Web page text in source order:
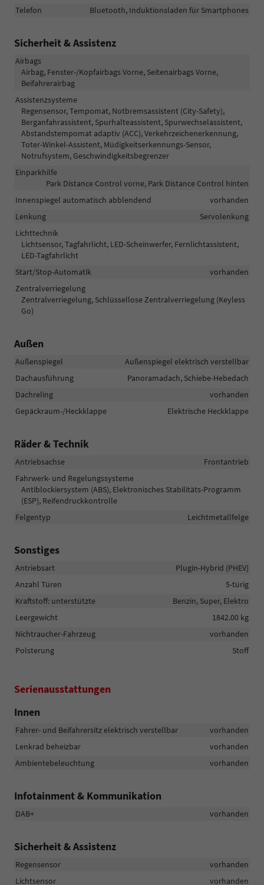
Telefon
Bluetooth, Induktionsladen für Smartphones
Sicherheit & Assistenz
Airbags
Airbag, Fenster-/Kopfairbags Vorne, Seitenairbags Vorne,
Beifahrerairbag
Assistenzsysteme
Regensensor, Tempomat, Notbremsassistent (City-Safety),
Berganfahrassistent, Spurhalteassistent, Spurwechselassistent,
Abstandstempomat adaptiv (ACC), Verkehrzeichenerkennung,
Toter-Winkel-Assistent, Müdigkeitserkennungs-Sensor,
Notrufsystem, Geschwindigkeitsbegrenzer
Einparkhilfe
Park Distance Control vorne, Park Distance Control hinten
Innenspiegel automatisch abblendend
vorhanden
Lenkung
Servolenkung
Lichttechnik
Lichtsensor, Tagfahrlicht, LED-Scheinwerfer, Fernlichtassistent,
LED-Tagfahrlicht
Start/Stop-Automatik
vorhanden
Zentralverriegelung
Zentralverriegelung, Schlüssellose Zentralverriegelung (Keyless
Go)
Außen
Außenspiegel
Außenspiegel elektrisch verstellbar
Dachausführung
Panoramadach, Schiebe-Hebedach
Dachreling
vorhanden
Gepäckraum-/Heckklappe
Elektrische Heckklappe
Räder & Technik
Antriebsachse
Frontantrieb
Fahrwerk- und Regelungssysteme
Antiblockiersystem (ABS), Elektronisches Stabilitäts-Programm
(ESP), Reifendruckkontrolle
Felgentyp
Leichtmetallfelge
Sonstiges
Antriebsart
Plugin-Hybrid (PHEV)
Anzahl Türen
5-türig
Kraftstoff: unterstützte
Benzin, Super, Elektro
Leergewicht
1842.00 kg
Nichtraucher-Fahrzeug
vorhanden
Polsterung
Stoff
Serienausstattungen
Innen
Fahrer- und Beifahrersitz elektrisch verstellbar
vorhanden
Lenkrad beheizbar
vorhanden
Ambientebeleuchtung
vorhanden
Infotainment & Kommunikation
DAB+ vorhanden
Sicherheit & Assistenz
Regensensor
vorhanden
Lichtsensor
vorhanden